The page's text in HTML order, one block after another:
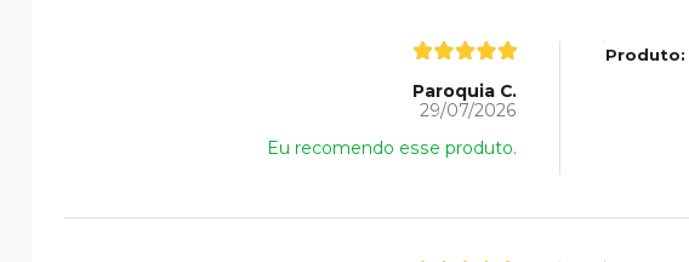
Paroquia C.
29/07/2026
Eu recomendo esse produto.
Produto: